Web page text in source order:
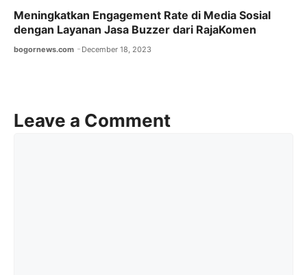
Meningkatkan Engagement Rate di Media Sosial
dengan Layanan Jasa Buzzer dari RajaKomen
bogornews.com December 18, 2023
Leave a Comment